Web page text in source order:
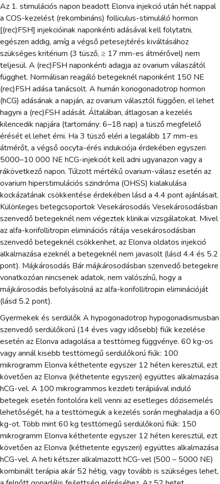
Az 1. stimulációs napon beadott Elonva injekció után hét nappal
a COS-kezelést (rekombináns) folliculus-stimuláló hormon
[(rec)FSH] injekcióinak naponkénti adásával kell folytatni,
egészen addig, amíg a végső petesejtérés kiváltásához
szükséges kritérium (3 tüsző, ≥ 17 mm-es átmérővel) nem
teljesül. A (rec)FSH naponkénti adagja az ovarium válaszától
függhet. Normálisan reagáló betegeknél naponként 150 NE
(rec)FSH adása tanácsolt. A humán koriogonadotrop hormon
(hCG) adásának a napján, az ovarium választól függően, el lehet
hagyni a (rec)FSH adását. Általában, átlagosan a kezelés
kilencedik napjára (tartomány: 6–18 nap) a tüsző megfelelő
érését el lehet érni. Ha 3 tüsző eléri a legalább 17 mm-es
átmérőt, a végső oocyta-érés indukciója érdekében egyszeri
5000–10 000 NE hCG-injekciót kell adni ugyanazon vagy a
rákövetkező napon. Túlzott mértékű ovarium-válasz esetén az
ovarium hiperstimulációs szindróma (OHSS) kialakulása
kockázatának csökkentése érdekében lásd a 4.4 pont ajánlásait.
Különleges betegcsoportok Vesekárosodás Vesekárosodásban
szenvedő betegeknél nem végeztek klinikai vizsgálatokat. Mivel
az alfa-korifollitropin eliminációs rátája vesekárosodásban
szenvedő betegeknél csökkenhet, az Elonva oldatos injekció
alkalmazása ezeknél a betegeknél nem javasolt (lásd 4.4 és 5.2
pont). Májkárosodás Bár májkárosodásban szenvedő betegekre
vonatkozóan nincsenek adatok, nem valószínű, hogy a
májkárosodás befolyásolná az alfa-korifollitropin eliminációját
(lásd 5.2 pont).
Gyermekek és serdülők A hypogonadotrop hypogonadismusban
szenvedő serdülőkorú (14 éves vagy idősebb) fiúk kezelése
esetén az Elonva adagolása a testtömeg függvénye. 60 kg-os
vagy annál kisebb testtömegű serdülőkorú fiúk: 100
mikrogramm Elonva kéthetente egyszer 12 héten keresztül, ezt
követően az Elonva (kéthetente egyszeri) együttes alkalmazása
hCG-vel. A 100 mikrogrammos kezdeti terápiával induló
betegek esetén fontolóra kell venni az esetleges dózisemelés
lehetőségét, ha a testtömegük a kezelés során meghaladja a 60
kg-ot. Több mint 60 kg testtömegű serdülőkorú fiúk: 150
mikrogramm Elonva kéthetente egyszer 12 héten keresztül, ezt
követően az Elonva (kéthetente egyszeri) együttes alkalmazása
hCG-vel. A heti kétszer alkalmazott hCG-vel (500 – 5000 NE)
kombinált terápia akár 52 hétig, vagy tovább is szükséges lehet,